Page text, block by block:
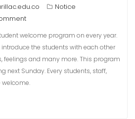
Notice
welcome program on every year.
the students with each other
feelings and many more. This program
next Sunday. Every students, staff,